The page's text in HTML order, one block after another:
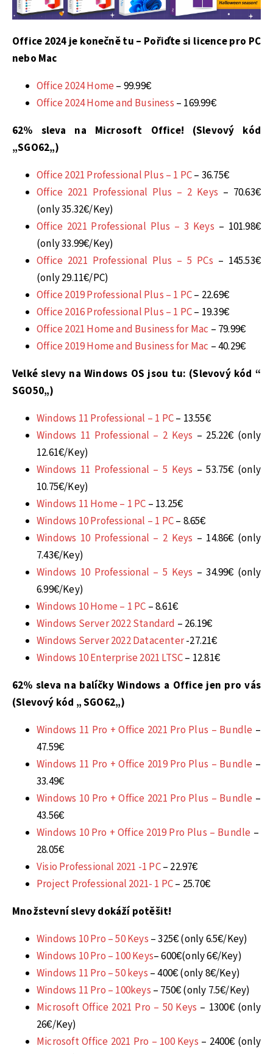
Office 2024 je konečně tu – Pořiďte si licence pro PC
nebo Mac
Office 2024 Home – 99.99€
Office 2024 Home and Business – 169.99€
62% sleva na Microsoft Office! (Slevový kód
„SGO62„)
Office 2021 Professional Plus – 1 PC– 36.75€
Office 2021 Professional Plus – 2 Keys – 70.63€
(only 35.32€/Key)
Office 2021 Professional Plus – 3 Keys – 101.98€
(only 33.99€/Key)
Office 2021 Professional Plus – 5 PCs – 145.53€
(only 29.11€/PC)
Office 2019 Professional Plus – 1 PC– 22.69€
Office 2016 Professional Plus – 1 PC– 19.39€
Office 2021 Home and Business for Mac – 79.99€
Office 2019 Home and Business for Mac – 40.29€
Velké slevy na Windows OS jsou tu: (Slevový kód “
SGO50„)
Windows 11 Professional – 1 PC– 13.55€
Windows 11 Professional – 2 Keys – 25.22€ (only
12.61€/Key)
Windows 11 Professional – 5 Keys – 53.75€ (only
10.75€/Key)
Windows 11 Home – 1 PC – 13.25€
Windows 10 Professional – 1 PC– 8.65€
Windows 10 Professional – 2 Keys – 14.86€ (only
7.43€/Key)
Windows 10 Professional – 5 Keys – 34.99€ (only
6.99€/Key)
Windows 10 Home – 1 PC – 8.61€
Windows Server 2022 Standard – 26.19€
Windows Server 2022 Datacenter-27.21€
Windows 10 Enterprise 2021 LTSC– 12.81€
62% sleva na balíčky Windows a Office jen pro vás
(Slevový kód „SGO62„)
Windows 11 Pro + Office 2021 Pro Plus – Bundle –
47.59€
Windows 11 Pro + Office 2019 Pro Plus – Bundle –
33.49€
Windows 10 Pro + Office 2021 Pro Plus – Bundle –
43.56€
Windows 10 Pro + Office 2019 Pro Plus – Bundle –
28.05€
Visio Professional 2021 -1 PC– 22.97€
Project Professional 2021- 1 PC– 25.70€
Množstevní slevy dokáží potěšit!
Windows 10 Pro – 50 Keys – 325€ (only 6.5€/Key)
Windows 10 Pro – 100 Keys– 600€(only 6€/Key)
Windows 11 Pro – 50 keys – 400€ (only 8€/Key)
Windows 11 Pro – 100keys – 750€ (only 7.5€/Key)
Microsoft Office 2021 Pro – 50 Keys – 1300€ (only
26€/Key)
Microsoft Office 2021 Pro – 100 Keys – 2400€ (only